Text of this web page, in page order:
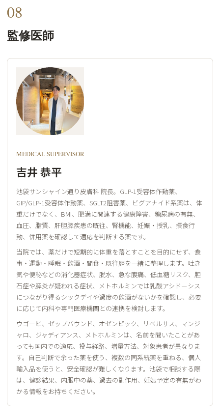
08
監修医師
MEDICAL SUPERVISOR
吉井 恭平
池袋サンシャイン通り皮膚科 院長。GLP-1受容体作動薬、
GIP/GLP-1受容体作動薬、SGLT2阻害薬、ビグアナイド系薬は、体
重だけでなく、BMI、肥満に関連する健康障害、糖尿病の有無、
血圧、脂質、肝胆膵疾患の既往、腎機能、妊娠・授乳、摂食行
動、併用薬を確認して適応を判断する薬です。
当院では、薬だけで短期的に体重を落とすことを目的にせず、食
事・運動・睡眠・飲酒・間食・既往歴を一緒に整理します。吐き
気や便秘などの消化器症状、脱水、急な腹痛、低血糖リスク、胆
石症や膵炎が疑われる症状、メトホルミンでは乳酸アシドーシス
につながり得るシックデイや過度の飲酒がないかを確認し、必要
に応じて内科や専門医療機関との連携を検討します。
ウゴービ、ゼップバウンド、オゼンピック、リベルサス、マンジ
ャロ、ジャディアンス、メトホルミンは、名前を聞いたことがあ
っても国内での適応、投与経路、増量方法、対象患者が異なりま
す。自己判断で余った薬を使う、複数の同系統薬を重ねる、個人
輸入品を使うと、安全確認が難しくなります。池袋で相談する際
は、健診結果、内服中の薬、過去の副作用、妊娠予定の有無がわ
かる情報をお持ちください。